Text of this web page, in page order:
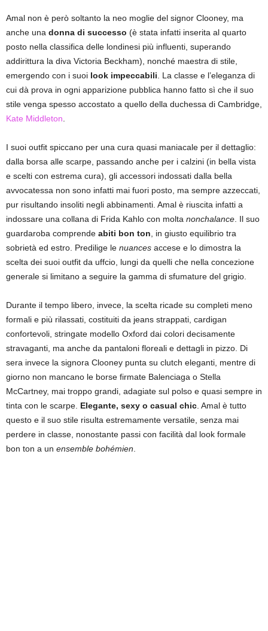
Amal non è però soltanto la neo moglie del signor Clooney, ma
anche una donna di successo (è stata infatti inserita al quarto
posto nella classifica delle londinesi più influenti, superando
addirittura la diva Victoria Beckham), nonché maestra di stile,
emergendo con i suoi look impeccabili . La classe e l’eleganza di
cui dà prova in ogni apparizione pubblica hanno fatto sì che il suo
stile venga spesso accostato a quello della duchessa di Cambridge,
Kate Middleton
I suoi outfit spiccano per una cura quasi maniacale per il dettaglio:
dalla borsa alle scarpe, passando anche per i calzini (in bella vista
e scelti con estrema cura), gli accessori indossati dalla bella
avvocatessa non sono infatti mai fuori posto, ma sempre azzeccati,
pur risultando insoliti negli abbinamenti. Amal è riuscita infatti a
indossare una collana di Frida Kahlo con molta nonchalance . Il suo
guardaroba comprende abiti bon ton , in giusto equilibrio tra
sobrietà ed estro. Predilige le nuances accese e lo dimostra la
scelta dei suoi outfit da uffcio, lungi da quelli che nella concezione
generale si limitano a seguire la gamma di sfumature del grigio.
Durante il tempo libero, invece, la scelta ricade su completi meno
formali e più rilassati, costituiti da jeans strappati, cardigan
confortevoli, stringate modello Oxford dai colori decisamente
stravaganti, ma anche da pantaloni floreali e dettagli in pizzo. Di
sera invece la signora Clooney punta su clutch eleganti, mentre di
giorno non mancano le borse firmate Balenciaga o Stella
McCartney, mai troppo grandi, adagiate sul polso e quasi sempre in
tinta con le scarpe. Elegante, sexy o casual chic . Amal è tutto
questo e il suo stile risulta estremamente versatile, senza mai
perdere in classe, nonostante passi con facilità dal look formale
bon ton a un ensemble bohémien